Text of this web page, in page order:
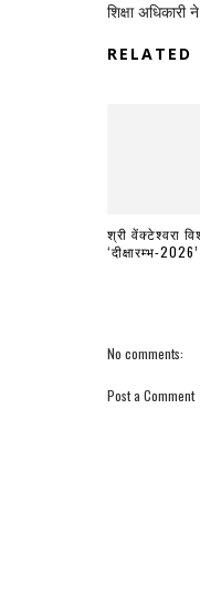
शिक्षा अधिकारी
RELATED
श्री वेंक्टेश्वरा
‘दीक्षारम्भ-
No comments:
Post a Comment